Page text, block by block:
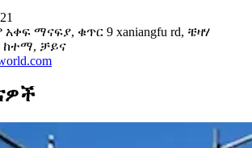
ማናፍያ, ቁጥር 9 xaniangfu rd, ቼዛሃ
ከተማ, ቻይና